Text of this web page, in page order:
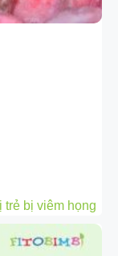
trẻ bị viêm họng